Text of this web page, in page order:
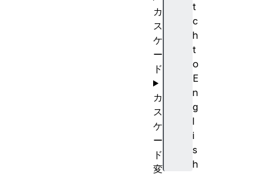
t
c
h
t
o
E
n
g
l
i
s
h
カ
ス
ケ
ー
ド
カ
ス
ケ
ー
ド
変